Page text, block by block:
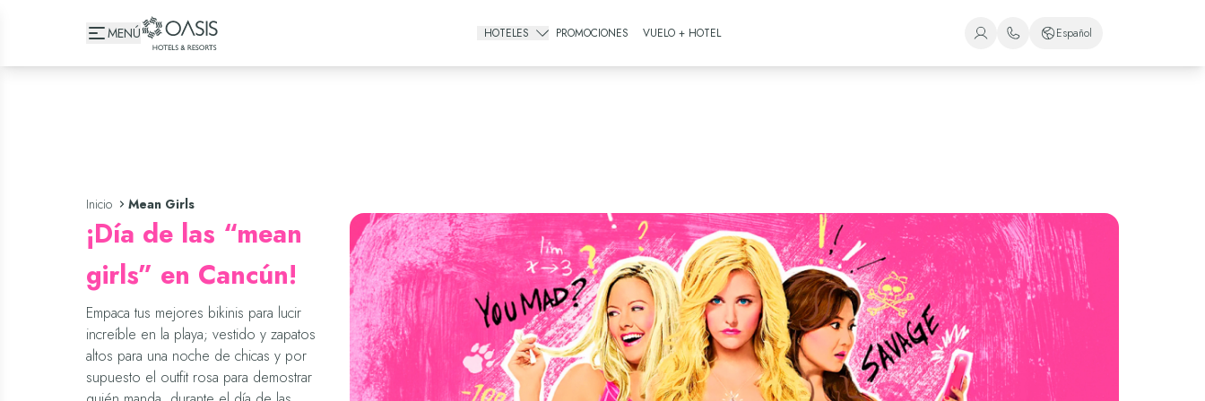
MENÚ
Oasis Hotels & Resorts
HOTELES
Grand Oasis Palm
Oasis Palm
Urban Hotels
Oh! Cancun The Urban Oasis & Beach Club
Smart Cancún
PROMOCIONES VUELO + HOTEL
+1 (800) 446-2747
Español
Español
Inicio Mean Girls
¡Día de las “mean
girls” en Cancún!
Empaca tus mejores bikinis para lucir
increíble en la playa; vestido y zapatos
altos para una noche de chicas y por
supuesto el outfit rosa para demostrar